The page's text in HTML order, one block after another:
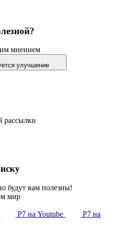
мнением
улучшение
рассылки
будут вам полезны!
мир
Р7 на Youtube Р7 на